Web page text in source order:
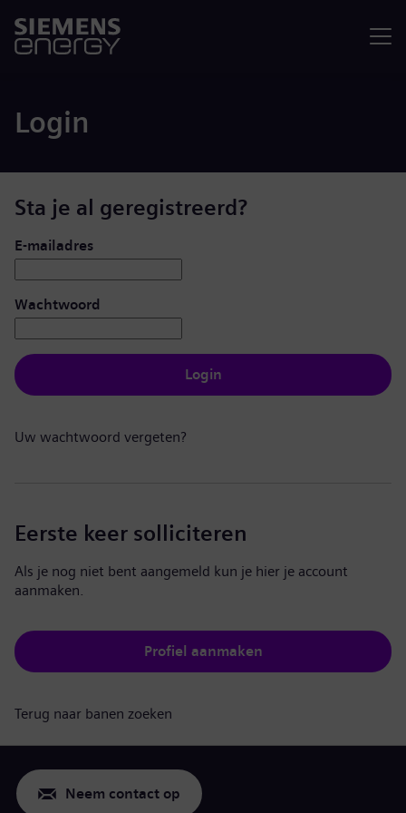
Login
Sta je al geregistreerd?
Inloggen: gebruiker en wachtwoord
E-mailadres
Wachtwoord
Login
Uw wachtwoord vergeten?
Eerste keer solliciteren
Als je nog niet bent aangemeld kun je hier je account
aanmaken.
Profiel aanmaken
Terug naar banen zoeken
Neem contact op